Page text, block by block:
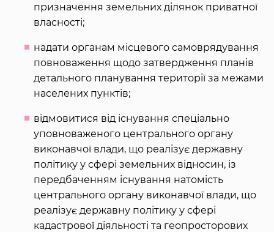
призначення земельних ділянок приватної
власності;
надати органам місцевого самоврядування
повноваження щодо затвердження планів
детального планування території за межами
населених пунктів;
відмовитися від існування спеціально
уповноваженого центрального органу
виконавчої влади, що реалізує державну
політику у сфері земельних відносин, із
передбаченням існування натомість
центрального органу виконавчої влади, що
реалізує державну політику у сфері
кадастрової діяльності та геопросторових